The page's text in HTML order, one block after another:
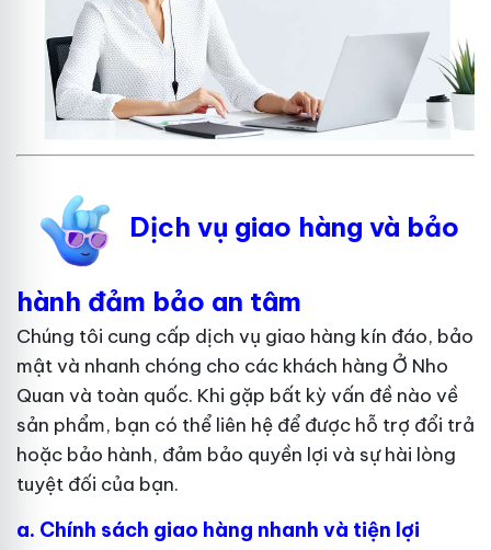
Dịch vụ giao hàng và bảo
hành đảm bảo an tâm
Chúng tôi cung cấp dịch vụ giao hàng kín đáo, bảo
mật và nhanh chóng cho các khách hàng Ở Nho
Quan và toàn quốc. Khi gặp bất kỳ vấn đề nào về
sản phẩm, bạn có thể liên hệ để được hỗ trợ đổi trả
hoặc bảo hành, đảm bảo quyền lợi và sự hài lòng
tuyệt đối của bạn.
a. Chính sách giao hàng nhanh và tiện lợi